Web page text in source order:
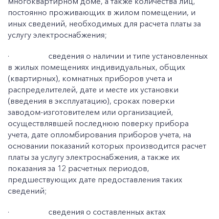
постоянно проживающих в жилом помещении, и
иных сведений, необходимых для расчета платы за
услугу электроснабжения;
·
сведения о наличии и типе установленных
в жилых помещениях индивидуальных, общих
(квартирных), комнатных приборов учета и
распределителей, дате и месте их установки
(введения в эксплуатацию), сроках поверки
заводом-изготовителем или организацией,
осуществлявшей последнюю поверку прибора
учета, дате опломбирования приборов учета, на
основании показаний которых производится расчет
платы за услугу электроснабжения, а также их
показания за 12 расчетных периодов,
предшествующих дате предоставления таких
сведений;
·
сведения о составленных актах